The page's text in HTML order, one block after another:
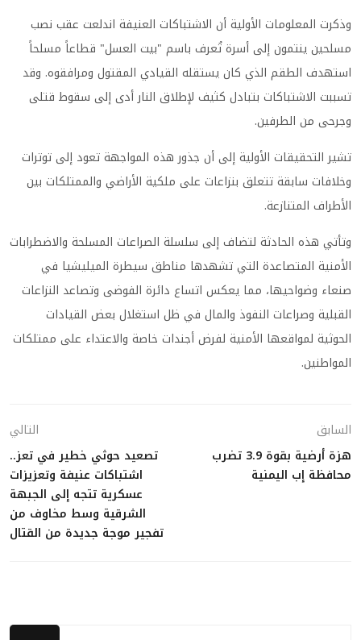
وذكرت المعلومات الأولية أن الاشتباكات العنيفة اندلعت عقب نصب
مسلحين ينتمون إلى أسرة تُعرف باسم "بيت العسل" قطاعاً مسلحاً
استهدف الطقم الذي كان يستقله القيادي المقتول ومرافقوه. وقد
تسببت الاشتباكات بتبادل كثيف لإطلاق النار أدى إلى سقوط قتلى
وجرحى من الطرفين.
تشير التحقيقات الأولية إلى أن جذور هذه المواجهة تعود إلى توترات
وخلافات سابقة تتعلق بنزاعات على ملكية الأراضي والممتلكات بين
الأطراف المتنازعة.
وتأتي هذه الحادثة لتضاف إلى سلسلة الصراعات المسلحة والاضطرابات
الأمنية المتصاعدة التي تشهدها مناطق سيطرة الميليشيا في
صنعاء وضواحيها، مما يعكس اتساع دائرة الفوضى وتصاعد النزاعات
القبلية وصراعات النفوذ والمال في ظل استغلال بعض القيادات
الحوثية لمواقعها الأمنية لفرض أجندات خاصة والاعتداء على ممتلكات
المواطنين.
السابق
هزة أرضية بقوة 3.9 تضرب
محافظة إب اليمنية
التالي
تصعيد حوثي خطير في تعز..
اشتباكات عنيفة وتعزيزات
عسكرية تتجه إلى الجبهة
الشرقية وسط مخاوف من
تفجير موجة جديدة من القتال